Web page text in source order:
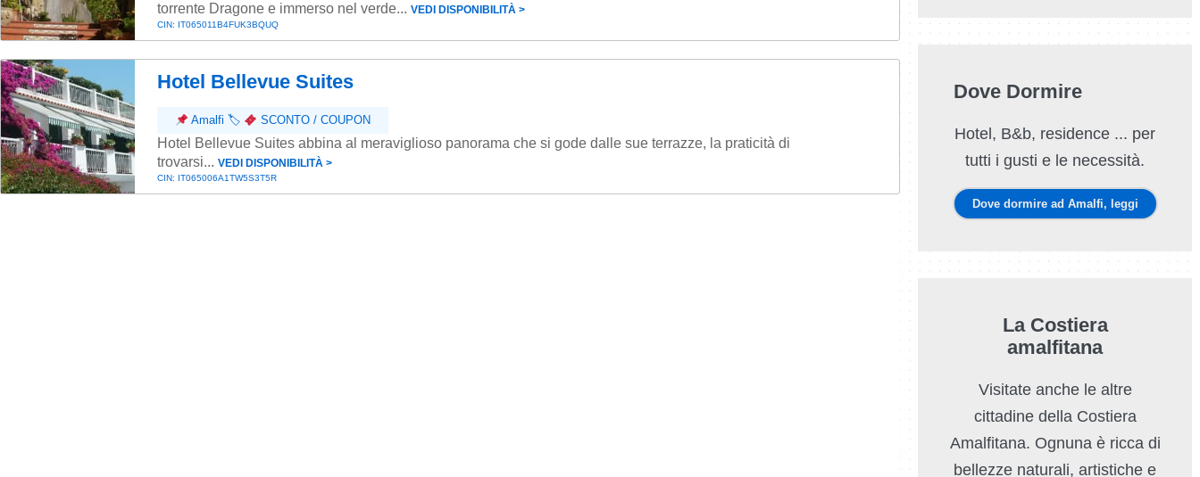
torrente Dragone e immerso nel verde... VEDI DISPONIBILITÀ ˃
CIN: IT065011B4FUK3BQUQ
Hotel Bellevue Suites
Amalfi 🏷 SCONTO / COUPON
Hotel Bellevue Suites abbina al meraviglioso panorama che si gode dalle sue terrazze, la praticità di
trovarsi... VEDI DISPONIBILITÀ ˃
CIN: IT065006A1TW5S3T5R
Dove Dormire
Hotel, B&b, residence ... per
tutti i gusti e le necessità.
Dove dormire ad Amalfi, leggi
La Costiera
amalfitana
Visitate anche le altre
cittadine della Costiera
Amalfitana. Ognuna è ricca di
bellezze naturali, artistiche e